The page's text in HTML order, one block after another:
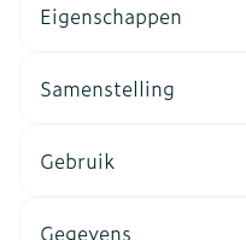
Eigenschappen
Samenstelling
Gebruik
Gegevens